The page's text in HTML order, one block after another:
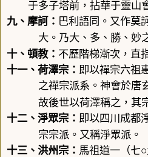
于多子塔前，拈華于靈山
九、 摩訶 ： 巴利語同。又作莫
大。乃大、多、勝、妙
十、 頓教： 不歷階梯漸次，直
十一、 荷澤宗 ： 即以禪宗六祖
之禪宗派系。神會於唐
故後世以荷澤稱之，其
十二、 淨眾宗 ： 即以四川成都
宗宗派。又稱淨眾派。
十三、 洪州宗 ： 馬祖道一（七